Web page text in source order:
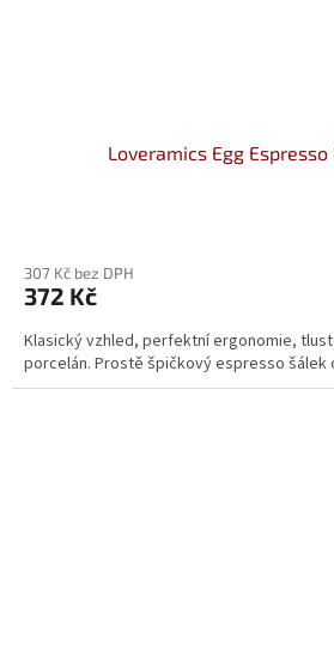
Loveramics Egg
307 Kč bez DPH
372 Kč
Klasický vzhled, perfektní ergonomie,
porcelán. Prostě špičkový espresso šálek